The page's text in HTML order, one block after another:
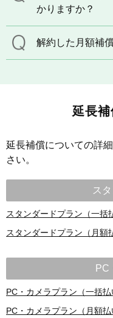
かりますか？
解約した月額補
延長
延長補償についての詳
さい。
ス
スタンダードプラン（一括
スタンダードプラン（月額
PC
PC・カメラプラン（一括払
PC・カメラプラン（月額払